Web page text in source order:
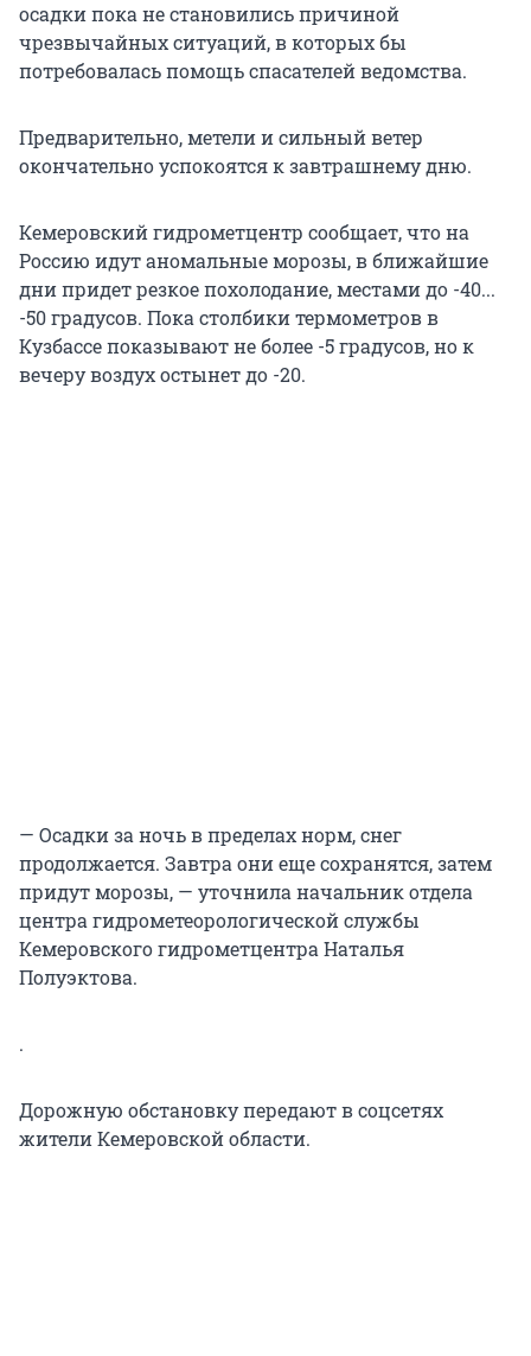
осадки пока не становились причиной
чрезвычайных ситуаций, в которых бы
потребовалась помощь спасателей ведомства.
Предварительно, метели и сильный ветер
окончательно успокоятся к завтрашнему дню.
Кемеровский гидрометцентр сообщает, что на
Россию идут аномальные морозы, в ближайшие
дни придет резкое похолодание, местами до -40...
-50 градусов. Пока столбики термометров в
Кузбассе показывают не более -5 градусов, но к
вечеру воздух остынет до -20.
— Осадки за ночь в пределах норм, снег
продолжается. Завтра они еще сохранятся, затем
придут морозы, — уточнила начальник отдела
центра гидрометеорологической службы
Кемеровского гидрометцентра Наталья
Полуэктова.
.
Дорожную обстановку передают в соцсетях
жители Кемеровской области.